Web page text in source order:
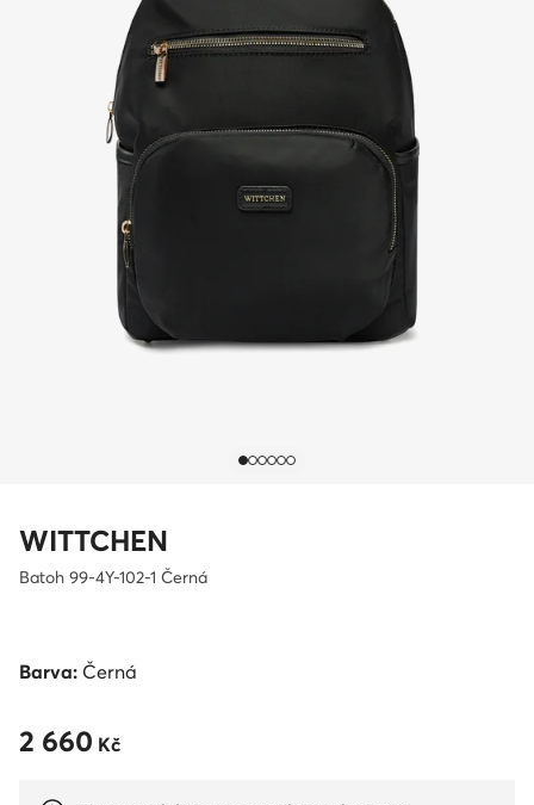
WITTCHEN
Batoh 99-4Y-102-1 Černá
Barva: Černá
2 660 Kč
2 660 Kč